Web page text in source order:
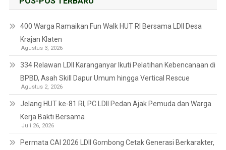
400 Warga Ramaikan Fun Walk HUT RI Bersama LDII Desa
Krajan Klaten
Agustus 3, 2026
334 Relawan LDII Karanganyar Ikuti Pelatihan Kebencanaan di
BPBD, Asah Skill Dapur Umum hingga Vertical Rescue
Agustus 2, 2026
Jelang HUT ke-81 RI, PC LDII Pedan Ajak Pemuda dan Warga
Kerja Bakti Bersama
Juli 26, 2026
Permata CAI 2026 LDII Gombong Cetak Generasi Berkarakter,